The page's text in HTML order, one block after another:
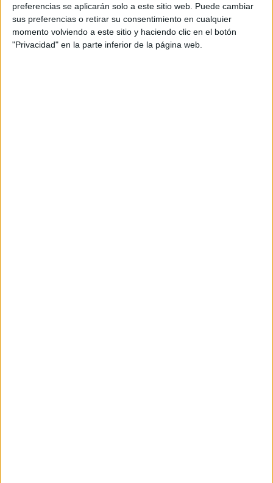
preferencias se aplicarán solo a este sitio web. Puede cambiar
sus preferencias o retirar su consentimiento en cualquier
momento volviendo a este sitio y haciendo clic en el botón
"Privacidad" en la parte inferior de la página web.